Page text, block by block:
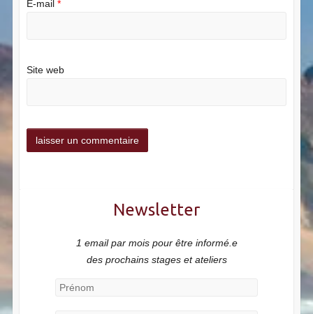
E-mail *
Site web
Newsletter
1 email par mois pour être informé.e
des prochains stages et ateliers